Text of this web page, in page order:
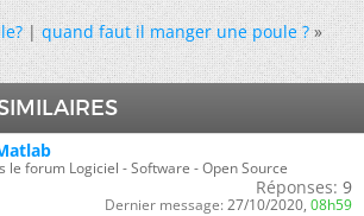
|quand faut il manger une poule ? »
le forum Logiciel - Software - Open Source
Réponses: 9
Dernier message: 27/10/2020, 08h59